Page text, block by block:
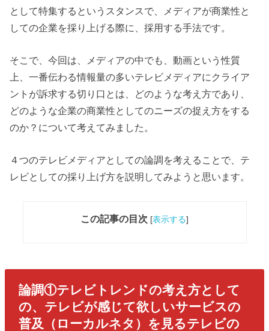
として特集するというスタンスで、メディアが商業性と
しての企業を採り上げる際に、採用する手法です。
そこで、今回は、メディアの中でも、動画という性質
上、一番伝わる情報量の多いテレビメディアにクライア
ントが訴求する切り口とは、どのような考え方であり、
どのような企業の商業性としてのニーズの捉え方をする
のか？について考えてみました。
４つのテレビメディアとしての論調を考えることで、テ
レビとしての採り上げ方を説明してみようと思います。
この記事の目次 [表示する]
論調①テレビトレンドの考え方として
の、テレビが感じて欲しいサービスの
普及（ローカルネタ）を見るテレビの